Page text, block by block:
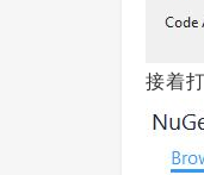
接着